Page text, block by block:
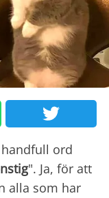
ord
". Ja, för att
alla som har